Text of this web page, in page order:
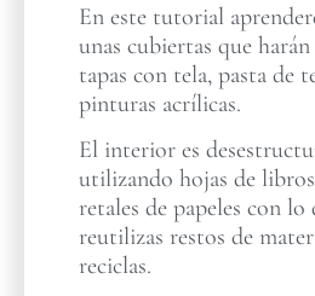
En este tutorial
unas cubiertas que
tapas con tela, pasta de
pinturas acrílicas.
El interior es
utilizando hojas de
retales de papeles con lo
reutilizas restos de
reciclas.